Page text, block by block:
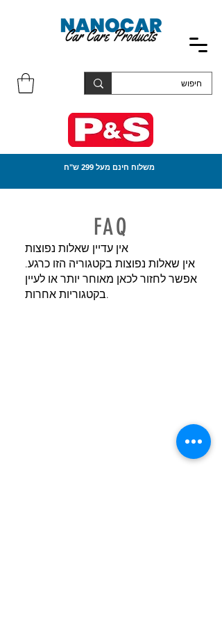
משלוח חינם מעל 299 ש"ח
FAQ
אין עדיין שאלות נפוצות
אין שאלות נפוצות בקטגוריה הזו כרגע.
אפשר לחזור לכאן מאוחר יותר או לעיין
בקטגוריות אחרות.